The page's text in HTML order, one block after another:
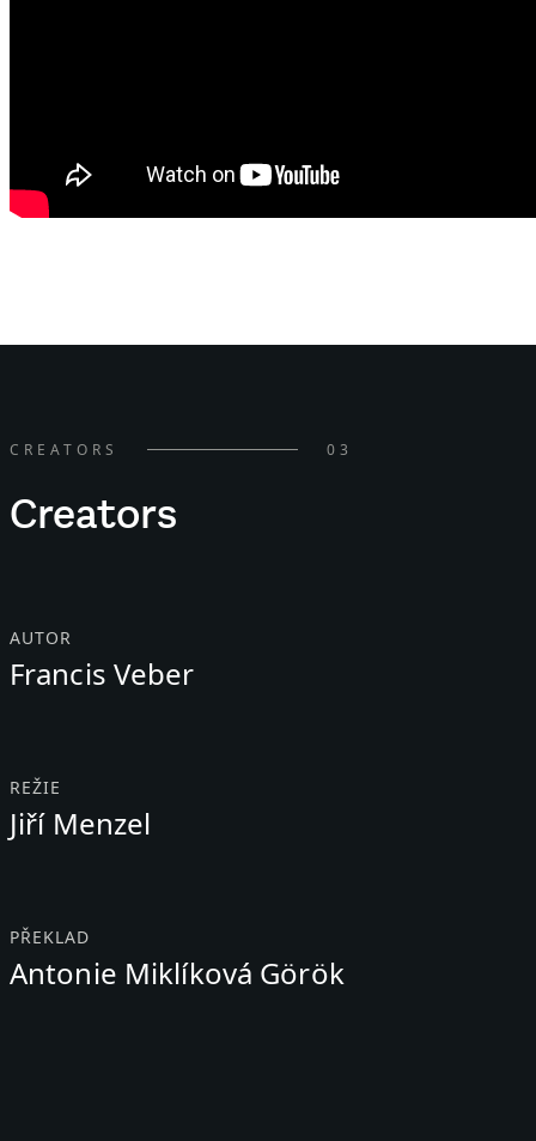
Creators
CREATORS 03
AUTOR
Francis Veber
REŽIE
Jiří Menzel
PŘEKLAD
Antonie Miklíková Görök